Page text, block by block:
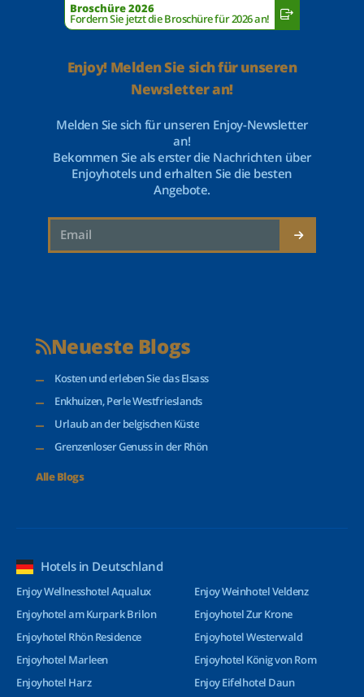
Broschüre 2026
Fordern Sie jetzt die Broschüre für 2026 an!
Enjoy! Melden Sie sich für unseren
Newsletter an!
Melden Sie sich für unseren Enjoy-Newsletter
an!
Bekommen Sie als erster die Nachrichten über
Enjoyhotels und erhalten Sie die besten
Angebote.
Neueste Blogs
Kosten und erleben Sie das Elsass
Enkhuizen, Perle Westfrieslands
Urlaub an der belgischen Küste
Grenzenloser Genuss in der Rhön
Alle Blogs
Hotels in Deutschland
Enjoy Wellnesshotel Aqualux
Enjoyhotel am Kurpark Brilon
Enjoyhotel Rhön Residence
Enjoyhotel Marleen
Enjoyhotel Harz
Enjoy Weinhotel Veldenz
Enjoyhotel Zur Krone
Enjoyhotel Westerwald
Enjoyhotel König von Rom
Enjoy Eifelhotel Daun